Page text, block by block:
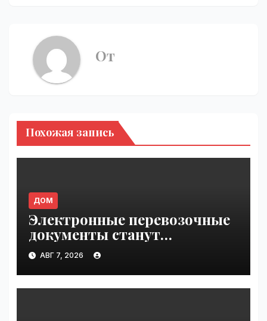
От
Похожая запись
ДОМ
Электронные перевозочные
документы станут
обязательными с сентября
2026 года: готов ли рынок к
переходу | VseTime.ru
АВГ 7, 2026